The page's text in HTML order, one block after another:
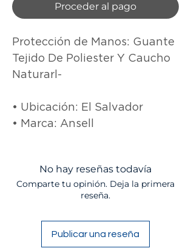
Proceder al pago
Protección de Manos: Guante
Tejido De Poliester Y Caucho
Naturarl-
• Ubicación: El Salvador
• Marca: Ansell
No hay reseñas todavía
Comparte tu opinión. Deja la primera
reseña.
Publicar una reseña